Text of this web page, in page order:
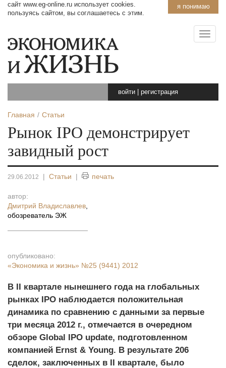
я понимаю
сайт www.eg-online.ru использует cookies.
пользуясь сайтом, вы соглашаетесь с этим.
войти регистрация
Главная Статьи
Рынок IPO демонстрирует
завидный рост
29.06.2012 | Статьи | печать
автор:
Дмитрий Владиславлев
обозреватель ЭЖ
опубликовано:
«Экономика и жизнь» №25 (9441) 2012
В II квартале нынешнего года на глобальных
рынках IPO наблюдается положительная
динамика по сравнению с данными за первые
три месяца 2012 г., отмечается в очередном
обзоре Global IPO update, подготовленном
компанией Ernst & Young. В результате 206
сделок, заключенных в II квартале, было